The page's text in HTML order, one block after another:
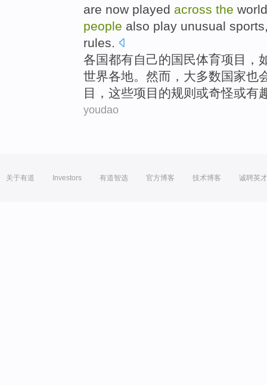
are now played across the
people also play unusual
rules.
各国都有自己的国民体育项目，
世界各地。然而，大多数国家也
目，这些项目的规则或奇怪或有
youdao
关于有道 Investors 有道智选 官方博客 技术博客 诚聘英才